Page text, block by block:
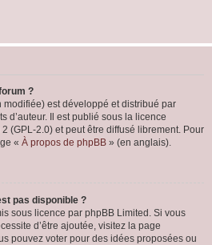
?
est développé et distribué par
d’auteur. Il est publié sous la licence
(GPL-2.0) et peut être diffusé librement. Pour
« À propos de phpBB » (en anglais).
pas disponible ?
sous licence par phpBB Limited. Si vous
d’être ajoutée, visitez la page
pouvez voter pour des idées proposées ou